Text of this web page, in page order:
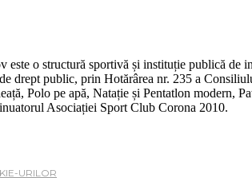
o structură sportivă și instituție publică
drept public, prin Hotărârea nr. 235 a
Polo pe apă, Natație și Pentatlon modern,
Asociației Sport Club Corona 2010.
URILOR